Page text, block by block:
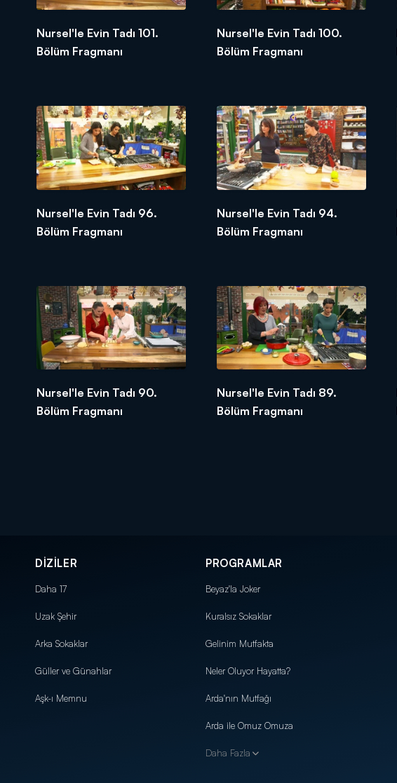
Nursel'le Evin Tadı 101.
Bölüm Fragmanı
Nursel'le Evin Tadı 100.
Bölüm Fragmanı
Nursel'le Evin Tadı 96.
Bölüm Fragmanı
Nursel'le Evin Tadı 94.
Bölüm Fragmanı
Nursel'le Evin Tadı 90.
Bölüm Fragmanı
Nursel'le Evin Tadı 89.
Bölüm Fragmanı
DİZİLER
Daha 17
Uzak Şehir
Arka Sokaklar
Güller ve Günahlar
Aşk-ı Memnu
PROGRAMLAR
Beyaz'la Joker
Kuralsız Sokaklar
Gelinim Mutfakta
Neler Oluyor Hayatta?
Arda'nın Mutfağı
Arda ile Omuz Omuza
Daha Fazla